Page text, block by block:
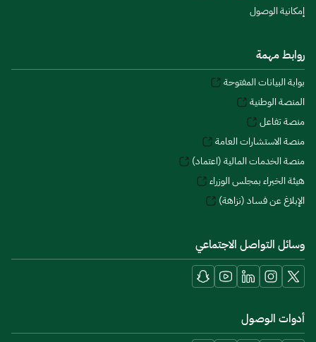
إمكانية الوصول
روابط مهمة
بوابة البيانات المفتوحة
المنصة الوطنية
منصة تفاعل
منصة الاستشارات العامة
منصة الخدمات المالية (اعتماد)
هيئة الخبراء بمجلس الوزراء
الإبلاغ عن فساد (نزاهة)
وسائل التواصل الاجتماعي
أدوات الوصول